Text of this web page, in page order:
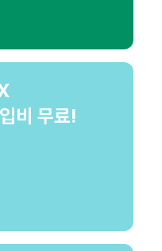
비 무료!